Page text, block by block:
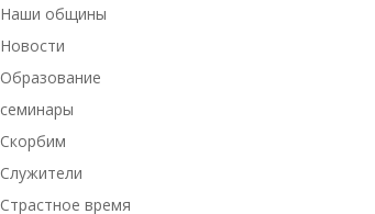
Наши общины
Новости
Образование
семинары
Скорбим
Служители
Страстное время